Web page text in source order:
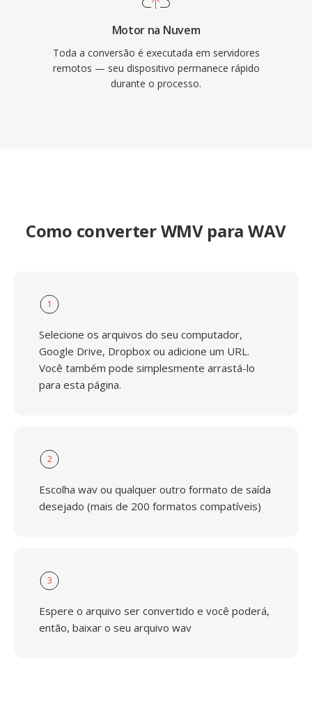
Motor na Nuvem
Toda a conversão é executada em servidores
remotos — seu dispositivo permanece rápido
durante o processo.
Como converter WMV para WAV
1
Selecione os arquivos do seu computador,
Google Drive, Dropbox ou adicione um URL.
Você também pode simplesmente arrastá-lo
para esta página.
2
Escolha wav ou qualquer outro formato de saída
desejado (mais de 200 formatos compatíveis)
3
Espere o arquivo ser convertido e você poderá,
então, baixar o seu arquivo wav